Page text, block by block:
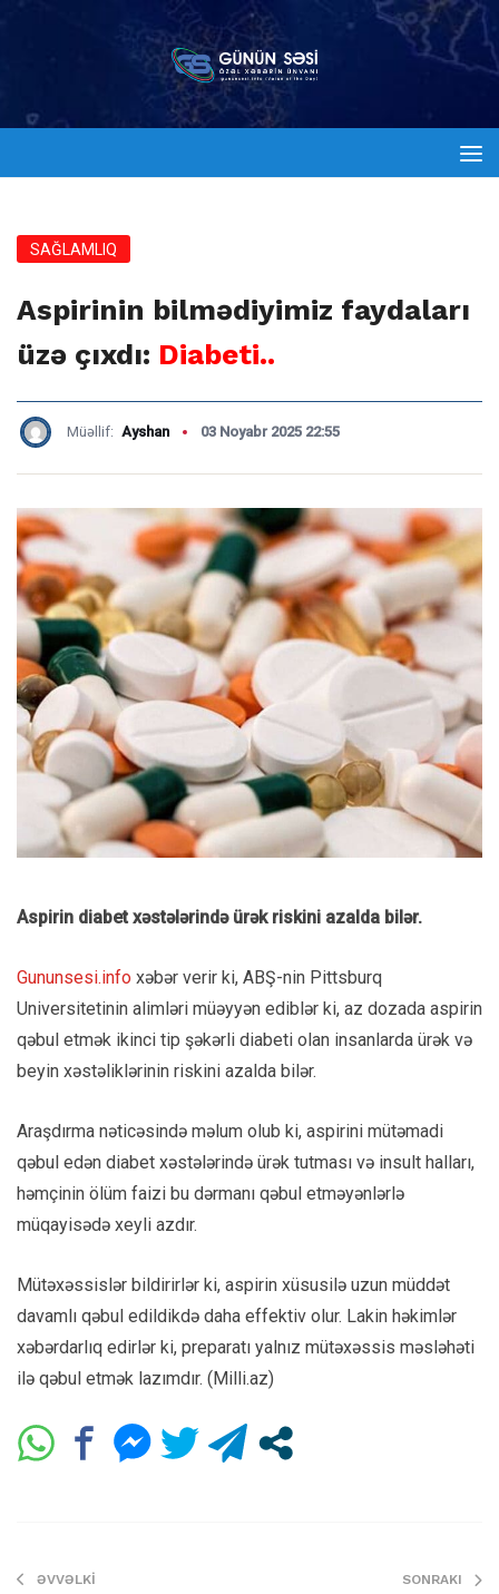
SAĞLAMLIQ
Aspirinin bilmədiyimiz faydaları
üzə çıxdı: Diabeti..
Müəllif: Ayshan 03 Noyabr 2025 22:55
Aspirin diabet xəstələrində ürək riskini azalda bilər.
Gununsesi.info xəbər verir ki, ABŞ-nin Pittsburq
Universitetinin alimləri müəyyən ediblər ki, az dozada aspirin
qəbul etmək ikinci tip şəkərli diabeti olan insanlarda ürək və
beyin xəstəliklərinin riskini azalda bilər.
Araşdırma nəticəsində məlum olub ki, aspirini mütəmadi
qəbul edən diabet xəstələrində ürək tutması və insult halları,
həmçinin ölüm faizi bu dərmanı qəbul etməyənlərlə
müqayisədə xeyli azdır.
Mütəxəssislər bildirirlər ki, aspirin xüsusilə uzun müddət
davamlı qəbul edildikdə daha effektiv olur. Lakin həkimlər
xəbərdarlıq edirlər ki, preparatı yalnız mütəxəssis məsləhəti
ilə qəbul etmək lazımdır. (Milli.az)
ƏVVƏLKI SONRAKI